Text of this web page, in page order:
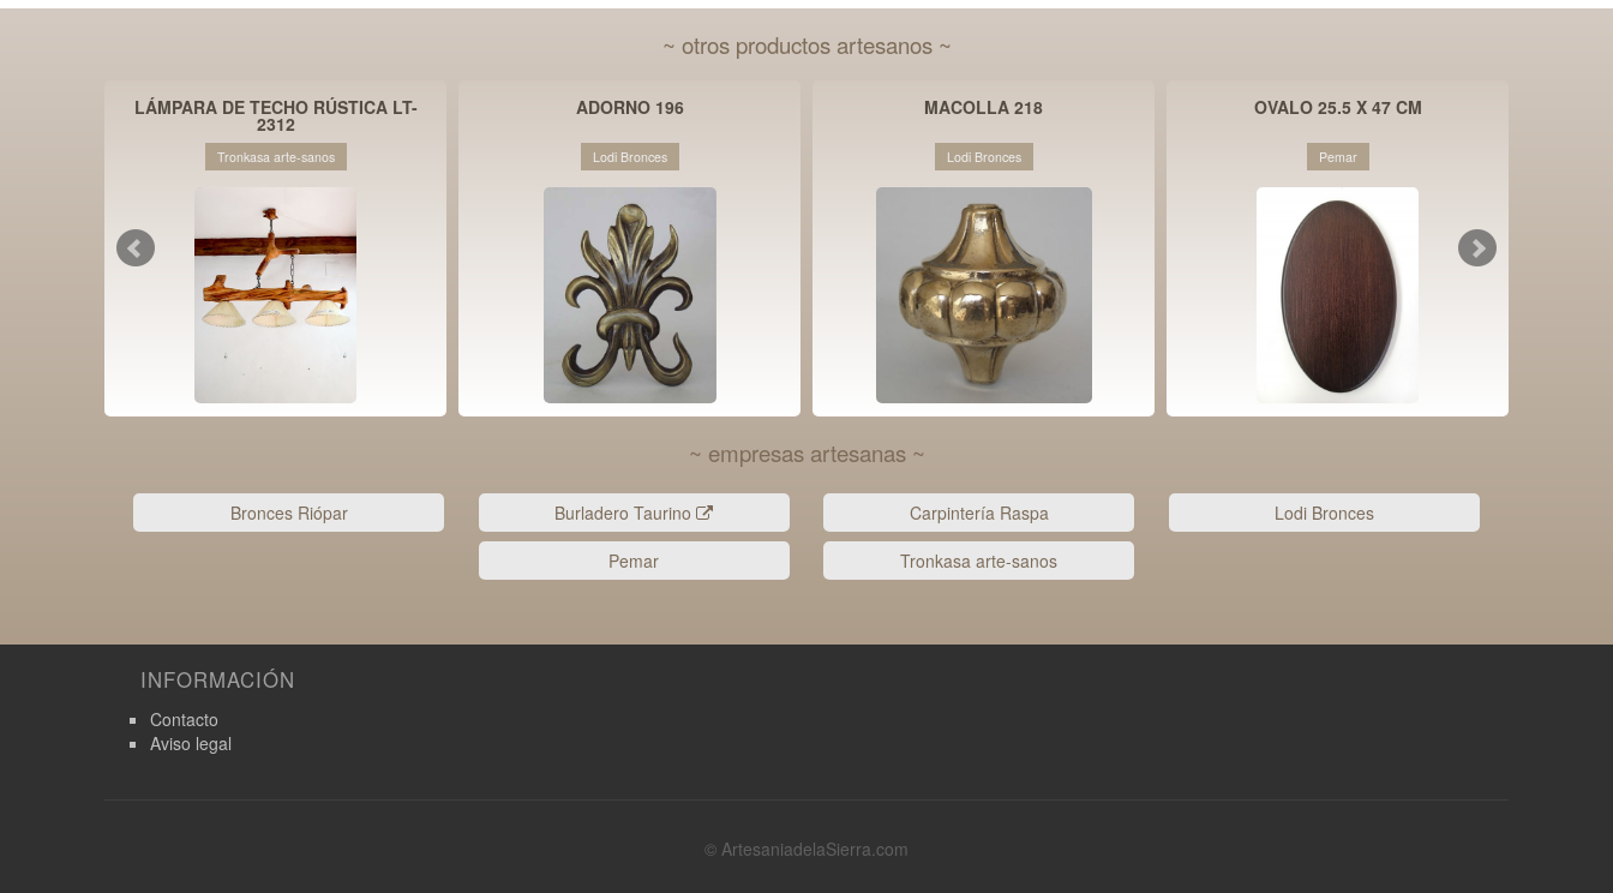
~ otros productos artesanos ~
LÁMPARA DE TECHO RÚSTICA LT-
2312
Tronkasa arte-sanos
ADORNO 196
Lodi Bronces
MACOLLA 218
Lodi Bronces
OVALO 25.5 X 47 CM
Pemar
~ empresas artesanas ~
Bronces Riópar Burladero Taurino Carpintería Raspa
Lodi Bronces
Pemar
Tronkasa arte-sanos
INFORMACIÓN
Contacto
Aviso legal
© ArtesaniadelaSierra.com